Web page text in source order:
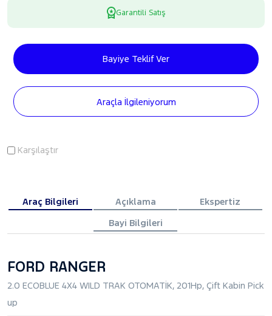
Garantili Satış
Bayiye Teklif Ver
Araçla İlgileniyorum
Karşılaştır
Araç Bilgileri Açıklama
Ekspertiz
Bayi Bilgileri
FORD RANGER
2.0 ECOBLUE 4X4 WILD TRAK OTOMATİK, 201Hp, Çift Kabin Pick
up